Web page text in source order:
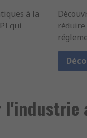
à la
qui
réduire